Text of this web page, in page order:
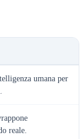
umana per
reale.